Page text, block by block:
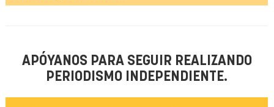
APÓYANOS PARA SEGUIR REALIZANDO
PERIODISMO INDEPENDIENTE.